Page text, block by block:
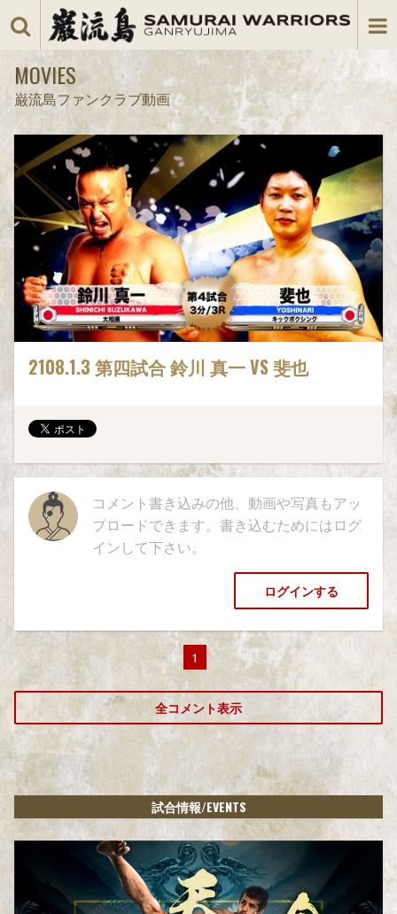
MOVIES
巌流島ファンクラブ動画
2108.1.3 第四試合 鈴川 真一 VS 斐也
コメント書き込みの他、動画や写真もアッ
プロードできます。書き込むためにはログ
インして下さい。
ログインする
1
全コメント表示
試合情報/EVENTS